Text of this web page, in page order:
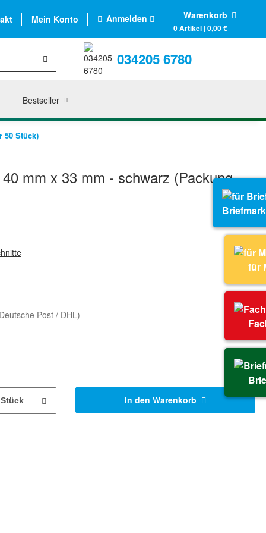
Mein Konto Anmelden Warenkorb
0 Artikel | 0,00 €
034205 6780
Bestseller
50 Stück)
mm x 33 mm - schwarz (Packung
Post / DHL)
Stück In den Warenkorb
für